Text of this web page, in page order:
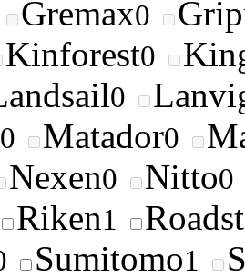
Gremax0
Kinforest0
0
0 Matador0
Nexen0 Nitto0
Riken1
Sumitomo1